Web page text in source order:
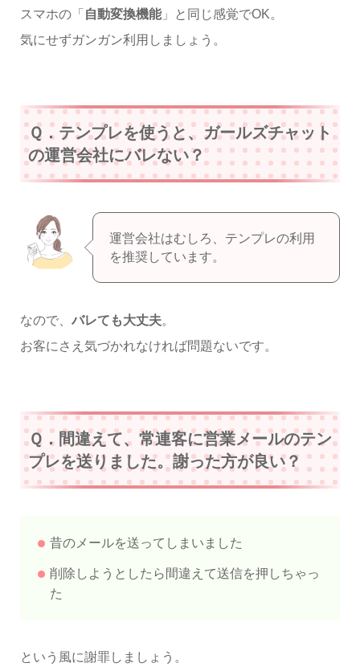
スマホの「 自動変換機能」と同じ感覚でOK。
気にせずガンガン利用しましょう。
Ｑ．テンプレを使うと、ガールズチャット
の運営会社にバレない？
運営会社はむしろ、テンプレの利用
を推奨しています。
なので、 バレても大丈夫。
お客にさえ気づかれなければ問題ないです。
Ｑ．間違えて、常連客に営業メールのテン
プレを送りました。謝った方が良い？
昔のメールを送ってしまいました
削除しようとしたら間違えて送信を押しちゃっ
た
という風に謝罪しましょう。